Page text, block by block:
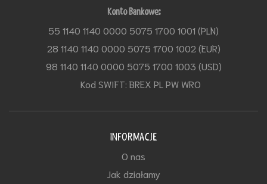
Konto Bankowe:
55 1140 1140 0000 5075 1700 1001 (PLN)
28 1140 1140 0000 5075 1700 1002 (EUR)
98 1140 1140 0000 5075 1700 1003 (USD)
Kod SWIFT: BREX PL PW WRO
INFORMACJE
O nas
Jak działamy